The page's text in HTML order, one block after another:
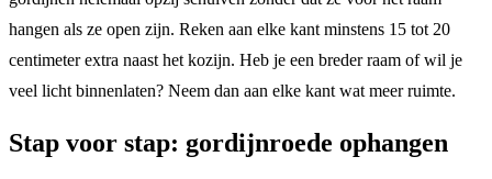
hangen als ze open zijn. Reken aan elke kant minstens 15 tot 20
centimeter extra naast het kozijn. Heb je een breder raam of wil je
veel licht binnenlaten? Neem dan aan elke kant wat meer ruimte.
Stap voor stap: gordijnroede ophangen